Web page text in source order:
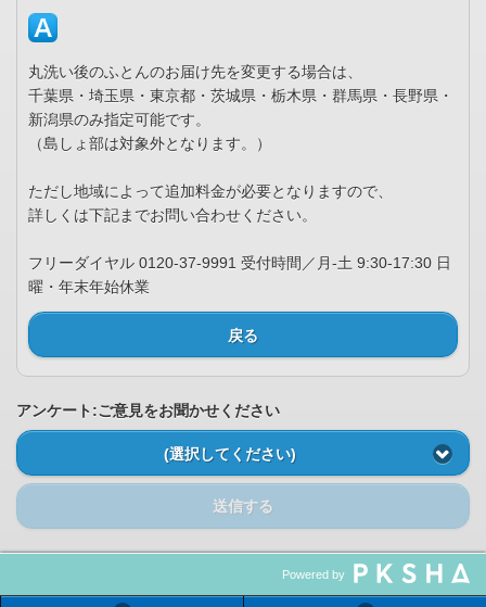
丸洗い後のふとんのお届け先を変更する場合は、
千葉県・埼玉県・東京都・茨城県・栃木県・群馬県・長野県・
新潟県のみ指定可能です。
（島しょ部は対象外となります。）
ただし地域によって追加料金が必要となりますので、
詳しくは下記までお問い合わせください。
フリーダイヤル 0120-37-9991 受付時間／月-土 9:30-17:30 日
曜・年末年始休業
戻る
アンケート:ご意見をお聞かせください
(選択してください)
送信する
Powered by